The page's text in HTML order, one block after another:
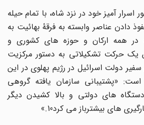
آمیز خود در نزد شاه، با تمام حیله
دادن عناصر وابسته به فرقۀ بهائیت به
همه ارکان و حوزه های کشوری و
یک حرکت تشکیلاتی به دستور مرکزیت
دولت اسرائیل در رژیم پهلوی در این
«پشتیبانی سازمان یافته گروهی
های دولتی و بالا کشیدن دیگر
های بیشترباز می کرد10.»